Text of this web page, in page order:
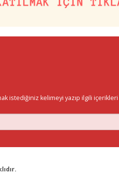
istediğiniz kelimeyi yazıp ilgili